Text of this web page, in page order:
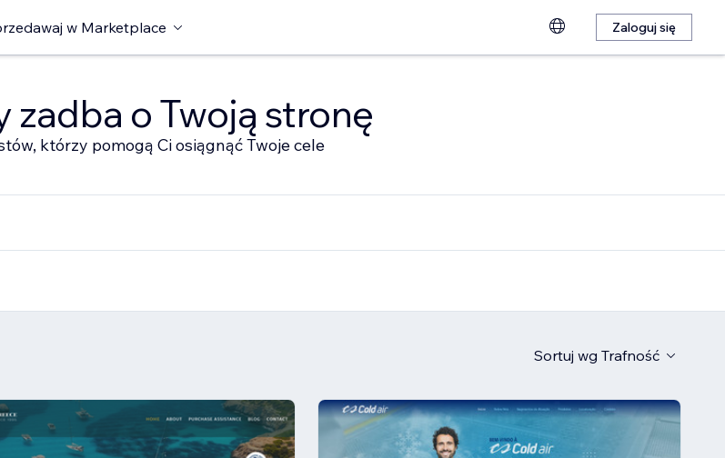
w Marketplace Zaloguj się
o Twoją stronę
którzy pomogą Ci osiągnąć Twoje cele
Sortuj wg Trafność